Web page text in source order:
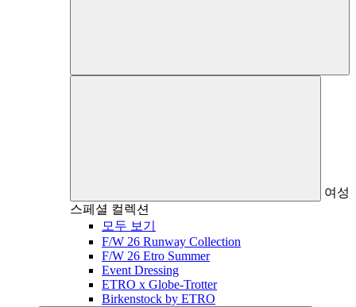
여성
스페셜 컬렉션
모두 보기
F/W 26 Runway Collection
F/W 26 Etro Summer
Event Dressing
ETRO x Globe-Trotter
Birkenstock by ETRO